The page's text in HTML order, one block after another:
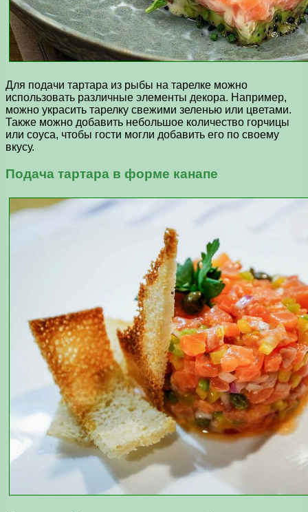
Для подачи тартара из рыбы на тарелке можно
использовать различные элементы декора. Например,
можно украсить тарелку свежими зеленью или цветами.
Также можно добавить небольшое количество горчицы
или соуса, чтобы гости могли добавить его по своему
вкусу.
Подача тартара в форме канапе